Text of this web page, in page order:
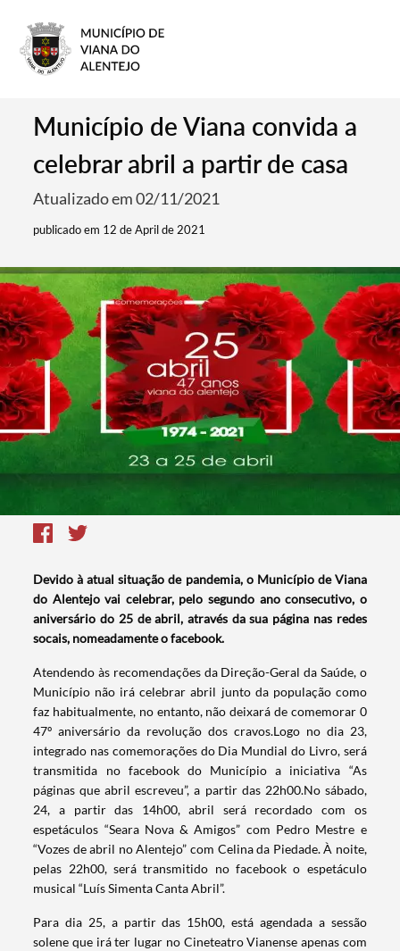
Município de Viana convida a
celebrar abril a partir de casa
Atualizado em 02/11/2021
publicado em 12 de April de 2021
Devido à atual situação de pandemia, o Município de Viana
do Alentejo vai celebrar, pelo segundo ano consecutivo, o
aniversário do 25 de abril, através da sua página nas redes
socais, nomeadamente o facebook.
Atendendo às recomendações da Direção-Geral da Saúde, o
Município não irá celebrar abril junto da população como
faz habitualmente, no entanto, não deixará de comemorar 0
47º aniversário da revolução dos cravos.Logo no dia 23,
integrado nas comemorações do Dia Mundial do Livro, será
transmitida no facebook do Município a iniciativa “As
páginas que abril escreveu”, a partir das 22h00.No sábado,
24, a partir das 14h00, abril será recordado com os
espetáculos “Seara Nova & Amigos” com Pedro Mestre e
“Vozes de abril no Alentejo” com Celina da Piedade. À noite,
pelas 22h00, será transmitido no facebook o espetáculo
musical “Luís Simenta Canta Abril”.
Para dia 25, a partir das 15h00, está agendada a sessão
solene que irá ter lugar no Cineteatro Vianense apenas com